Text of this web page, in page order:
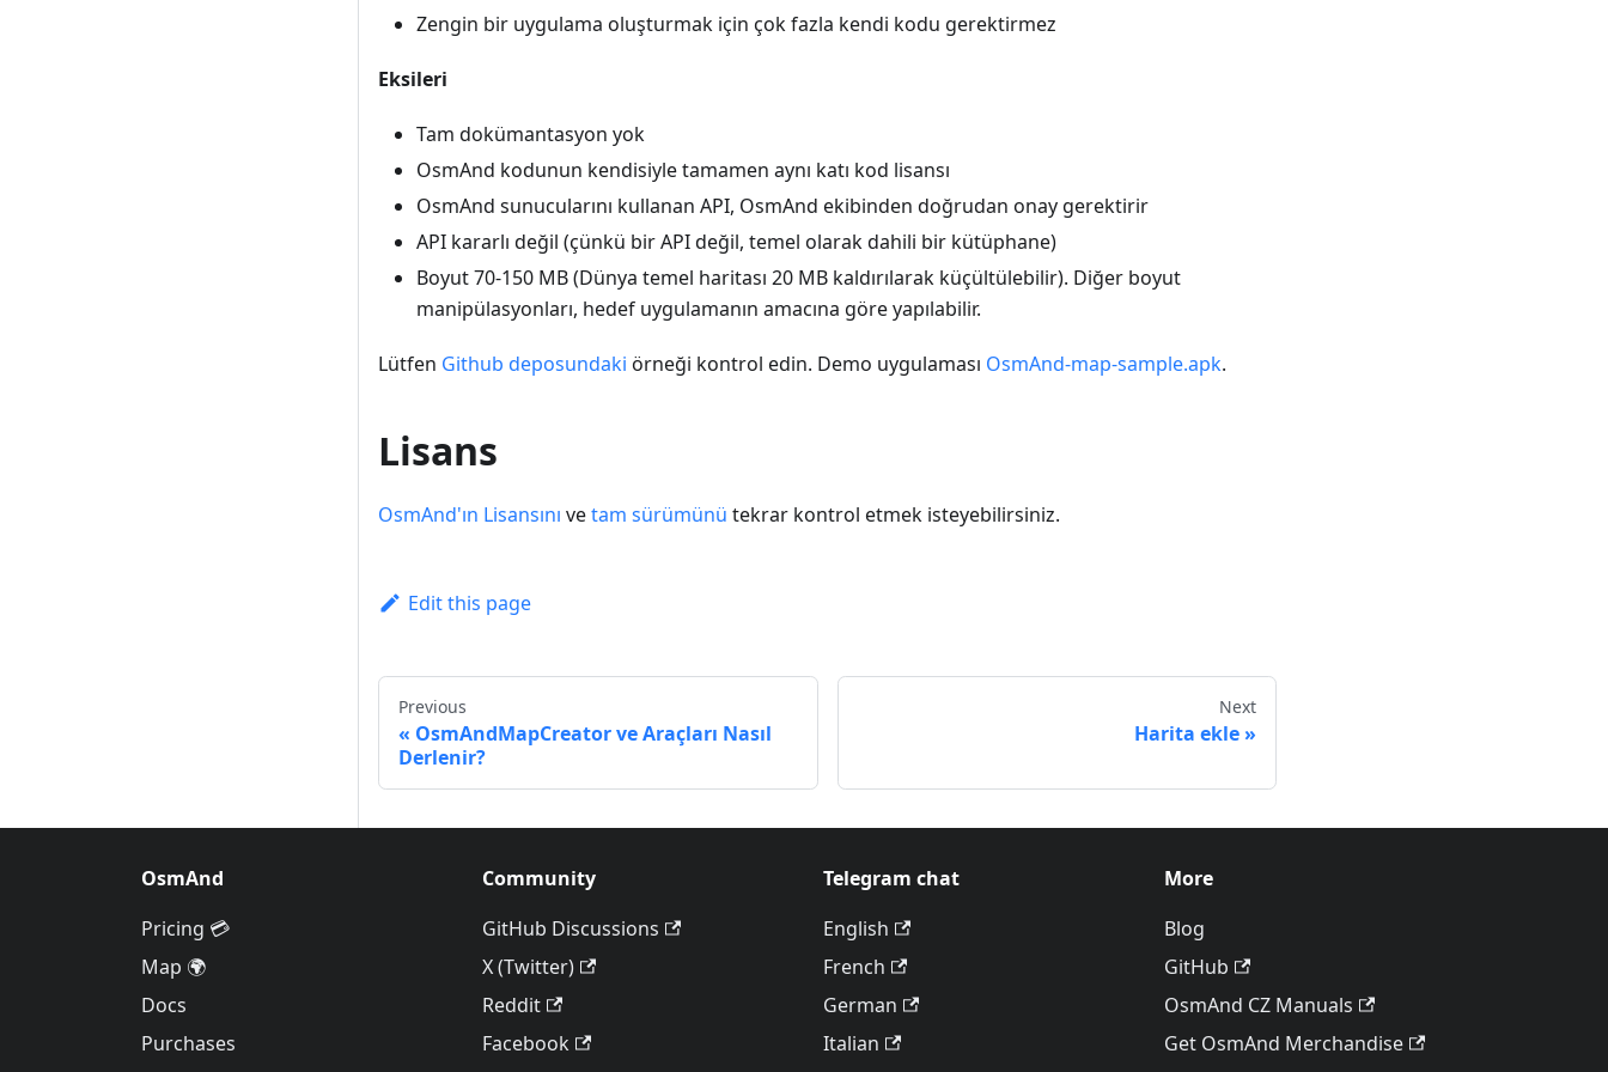
Zengin bir uygulama oluşturmak için çok fazla kendi kodu gerektirmez
Eksileri
Tam dokümantasyon yok
OsmAnd kodunun kendisiyle tamamen aynı katı kod lisansı
OsmAnd sunucularını kullanan API, OsmAnd ekibinden doğrudan onay gerektirir
API kararlı değil (çünkü bir API değil, temel olarak dahili bir kütüphane)
Boyut 70-150 MB (Dünya temel haritası 20 MB kaldırılarak küçültülebilir). Diğer boyut
manipülasyonları, hedef uygulamanın amacına göre yapılabilir.
Lütfen Github deposundaki örneği kontrol edin. Demo uygulaması OsmAnd-map-sample.apk.
Lisans
OsmAnd'ın Lisansını vetam sürümünü tekrar kontrol etmek isteyebilirsiniz.
Edit this page
Previous
OsmAndMapCreator ve Araçları Nasıl
Derlenir?
Next
Harita ekle
OsmAnd
Pricing 💳
Map 🌍
Docs
Purchases
Community
GitHub Discussions
X (Twitter)
Reddit
Facebook
Telegram chat
English
French
German
Italian
More
Blog
GitHub
OsmAnd CZ Manuals
Get OsmAnd Merchandise